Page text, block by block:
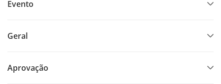
Evento
Geral
Aprovação